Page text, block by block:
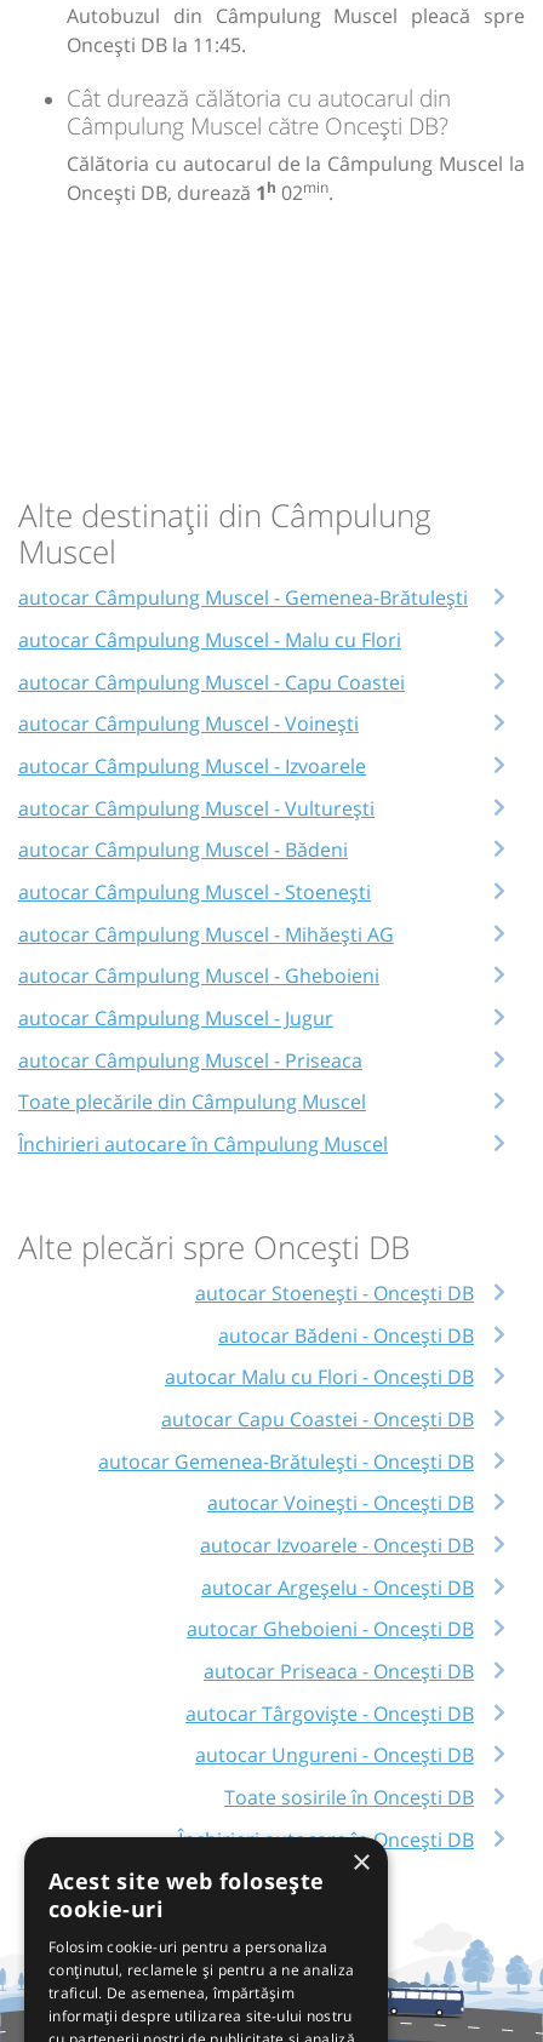
Autobuzul din Câmpulung Muscel pleacă spre
Oncești DB la 11:45.
Cât durează călătoria cu autocarul din
Câmpulung Muscel către Oncești DB?
Călătoria cu autocarul de la Câmpulung Muscel la
Oncești DB, durează 1h 02min.
Alte destinații din Câmpulung
Muscel
autocar Câmpulung Muscel - Gemenea-Brătulești
autocar Câmpulung Muscel - Malu cu Flori
autocar Câmpulung Muscel - Capu Coastei
autocar Câmpulung Muscel - Voinești
autocar Câmpulung Muscel - Izvoarele
autocar Câmpulung Muscel - Vulturești
autocar Câmpulung Muscel - Bădeni
autocar Câmpulung Muscel - Stoenești
autocar Câmpulung Muscel - Mihăești AG
autocar Câmpulung Muscel - Gheboieni
autocar Câmpulung Muscel - Jugur
autocar Câmpulung Muscel - Priseaca
Toate plecările din Câmpulung Muscel
Închirieri autocare în Câmpulung Muscel
Alte plecări spre Oncești DB
autocar Stoenești - Oncești DB
autocar Bădeni - Oncești DB
autocar Malu cu Flori - Oncești DB
autocar Capu Coastei - Oncești DB
autocar Gemenea-Brătulești - Oncești DB
autocar Voinești - Oncești DB
autocar Izvoarele - Oncești DB
autocar Argeșelu - Oncești DB
autocar Gheboieni - Oncești DB
autocar Priseaca - Oncești DB
autocar Târgoviște - Oncești DB
autocar Ungureni - Oncești DB
Toate sosirile în Oncești DB
Închirieri autocare în Oncești DB
×
Acest site web folosește
cookie-uri
Folosim cookie-uri pentru a personaliza
conținutul, reclamele și pentru a ne analiza
traficul. De asemenea, împărtășim
informații despre utilizarea site-ului nostru